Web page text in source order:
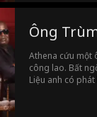
Ông
Athena cứu một
công lao. Bất
Liệu anh có